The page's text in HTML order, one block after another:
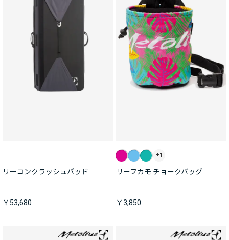
リーコンクラッシュパッド
￥53,680
+1
リーフカモ チョークバッグ
￥3,850